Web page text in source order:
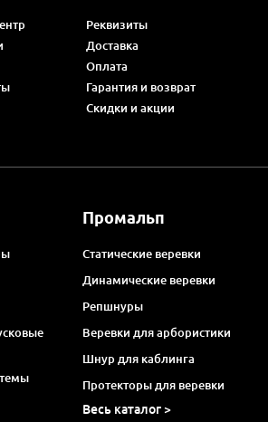
Реквизиты
Доставка
Оплата
Гарантия и возврат
Скидки и акции
Промальп
Статические веревки
Динамические веревки
Репшнуры
Веревки для арбористики
Шнур для каблинга
Протекторы для веревки
Весь каталог >